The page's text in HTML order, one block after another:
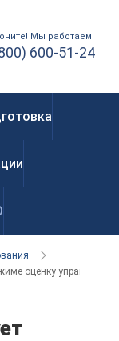
Мы работаем
600-51-24
оценку